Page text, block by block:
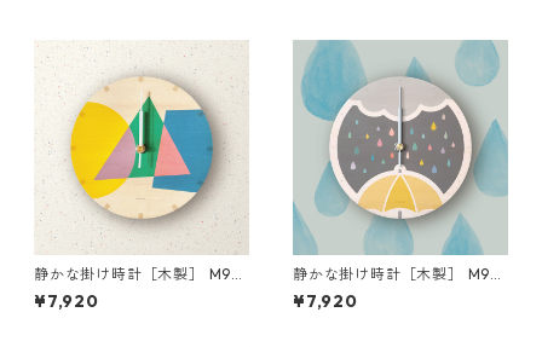
静かな掛け時計［木製］ M90
07-natural
¥7,920
静かな掛け時計［木製］ M90
03-gray
¥7,920